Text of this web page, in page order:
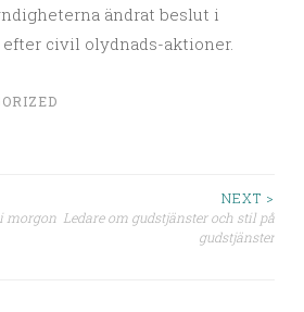
ändrat beslut i
civil olydnads-aktioner.
morgon
NEXT >
Ledare om gudstjänster och stil på
gudstjänster